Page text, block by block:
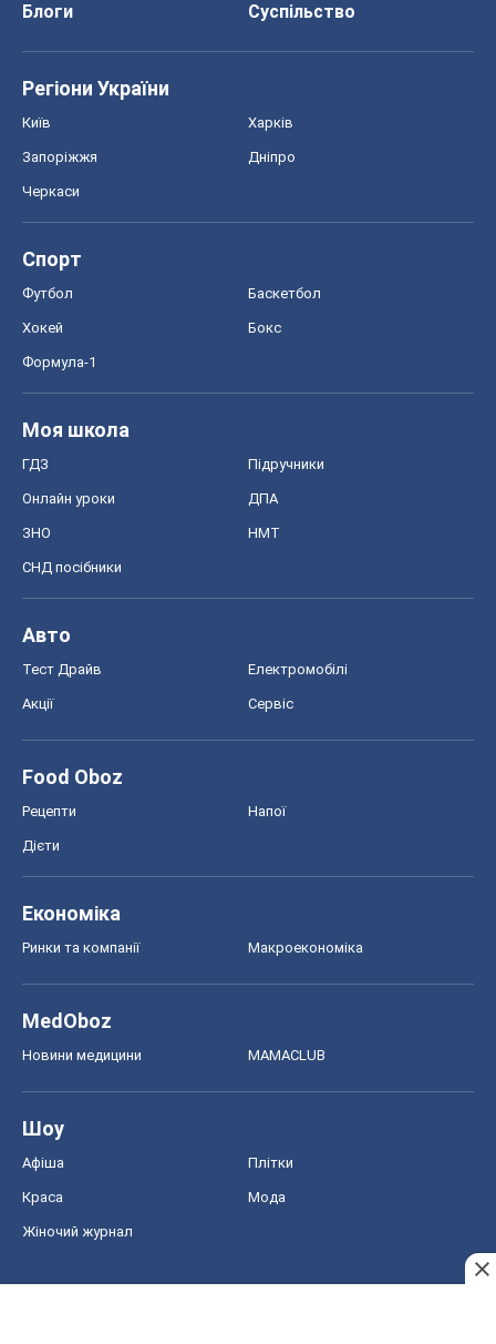
Блоги
Суспільство
Регіони України
Київ Харків
Запоріжжя Дніпро
Черкаси
Спорт
Футбол Баскетбол
Хокей Бокс
Формула-1
Моя школа
ГДЗ Підручники
Онлайн уроки ДПА
ЗНО НМТ
СНД посібники
Авто
Тест Драйв Електромобілі
Акції Сервіс
Food Oboz
Рецепти Напої
Дієти
Економіка
Ринки та компанії Макроекономіка
MedOboz
Новини медицини MAMACLUB
Шоу
Афіша Плітки
Краса Мода
Жіночий журнал